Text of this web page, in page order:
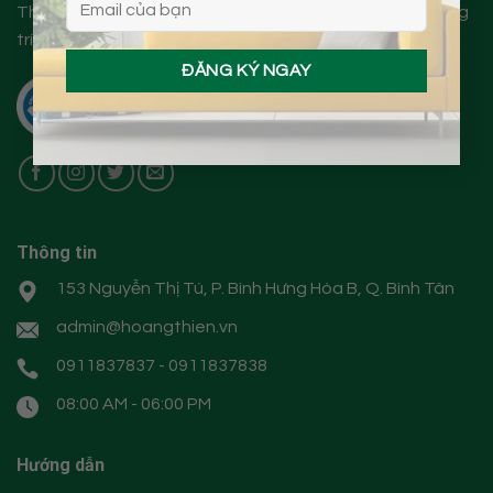
Thương hiệu Hoàng Thiện chuyên cung cấp Gương trang
trí nội thất và Phụ kiện phòng tắm.
Thông tin
153 Nguyễn Thị Tú, P. Bình Hưng Hòa B, Q. Bình Tân
admin@hoangthien.vn
0911837837 - 0911837838
08:00 AM - 06:00 PM
Hướng dẫn